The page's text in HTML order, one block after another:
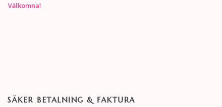
Välkomna!
SÄKER BETALNING & FAKTURA